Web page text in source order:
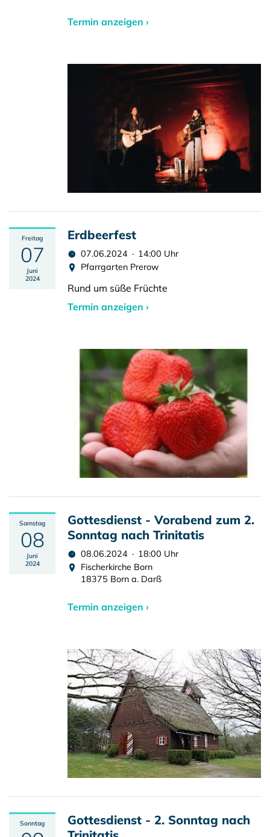
Termin anzeigen ›
Freitag
07
Juni
2024
Erdbeerfest
07.06.2024 · 14:00 Uhr
Pfarrgarten Prerow
Rund um süße Früchte
Termin anzeigen ›
Samstag
08
Juni
2024
Gottesdienst - Vorabend zum 2.
Sonntag nach Trinitatis
08.06.2024 · 18:00 Uhr
Fischerkirche Born
18375 Born a. Darß
Termin anzeigen ›
Sonntag
Gottesdienst - 2. Sonntag nach